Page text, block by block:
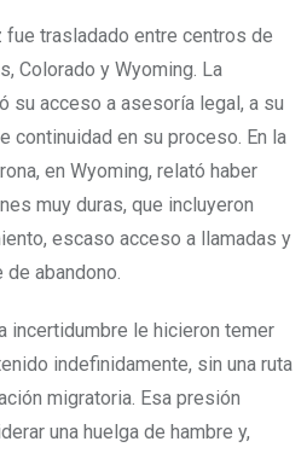
fue trasladado entre centros de
Colorado y Wyoming. La
su acceso a asesoría legal, a su
continuidad en su proceso. En la
en Wyoming, relató haber
muy duras, que incluyeron
escaso acceso a llamadas y
abandono.
incertidumbre le hicieron temer
indefinidamente, sin una ruta
migratoria. Esa presión
una huelga de hambre y,